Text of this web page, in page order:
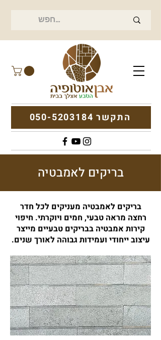
התקשר 050-5203184
בריקים לאמבטיה
בריקים לאמבטיה מעניקים לכל חדר
רחצה מראה טבעי, חמים ויוקרתי. חיפוי
קירות אמבטיה בבריקים טבעיים מייצר
עיצוב ייחודי ועמידות גבוהה לאורך שנים.